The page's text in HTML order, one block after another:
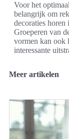
Voor het
belangrijk om
decoraties horen
Groeperen van
vormen kan ook
interessante
Meer artikelen